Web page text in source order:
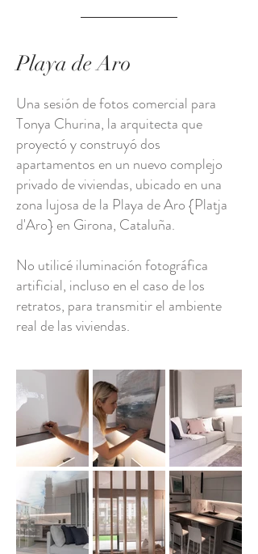
Playa de Aro
Una sesión de fotos comercial para
Tonya Churina, la arquitecta que
proyectó y construyó dos
apartamentos en un nuevo complejo
privado de viviendas, ubicado en una
zona lujosa de la Playa de Aro {Platja
d'Aro} en Girona, Cataluña.
No utilicé iluminación fotográfica
artificial, incluso en el caso de los
retratos, para transmitir el ambiente
real de las viviendas.